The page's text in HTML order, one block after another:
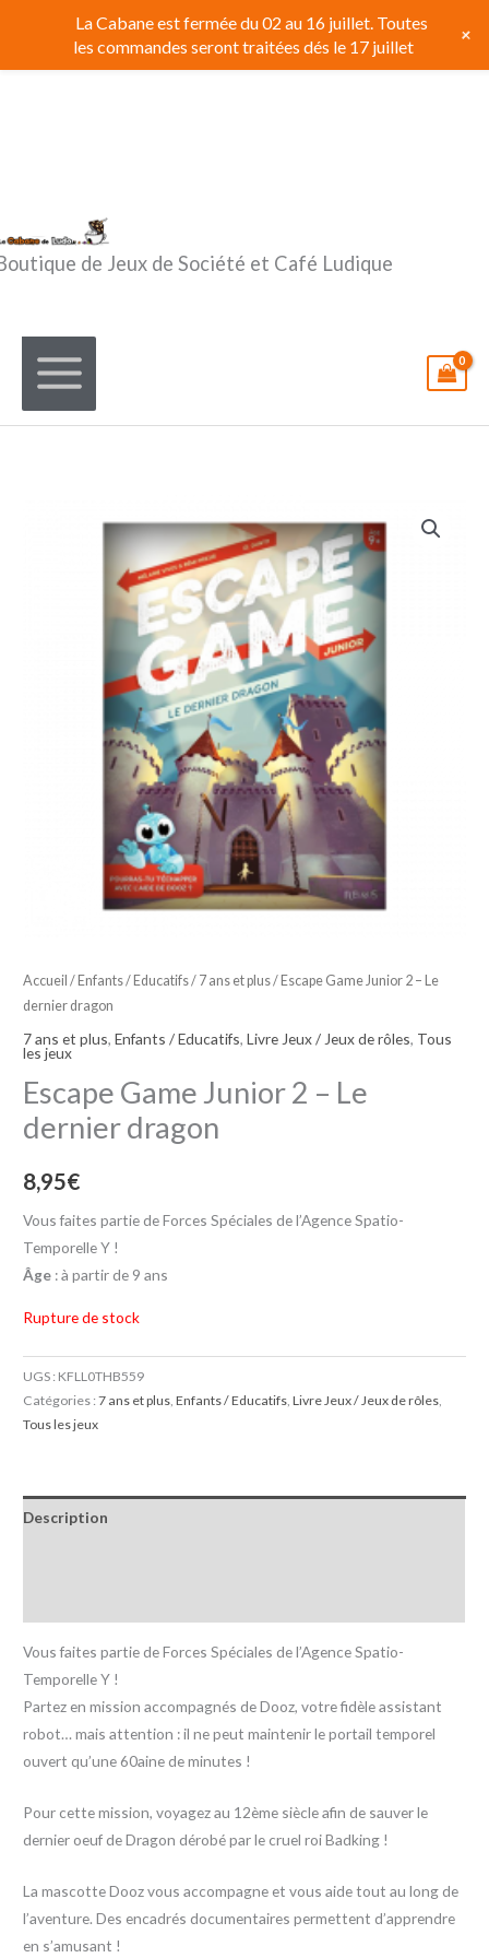
contenu
de Jeux de Société et Café Ludique
Accueil / Enfants / Educatifs/ 7 ans et plus/ Escape Game Junior 2 – Le
dernier dragon
7 ans et plus,Enfants / Educatifs,Livre Jeux / Jeux de rôles, Tous
les jeux
Escape Game Junior 2 – Le
dernier dragon
8,95€
Vous faites partie de Forces Spéciales de l’Agence Spatio-
Temporelle Y !
Âge : à partir de 9 ans
Rupture de stock
UGS : KFLL0THB559
Catégories :7 ans et plus ,Enfants / Educatifs ,Livre Jeux / Jeux de rôles
Tous les jeux
Description
Vous faites partie de Forces Spéciales de l’Agence Spatio-
Temporelle Y !
Partez en mission accompagnés de Dooz, votre fidèle assistant
robot… mais attention : il ne peut maintenir le portail temporel
ouvert qu’une 60aine de minutes !
Pour cette mission, voyagez au 12ème siècle afin de sauver le
dernier oeuf de Dragon dérobé par le cruel roi Badking !
La mascotte Dooz vous accompagne et vous aide tout au long de
l’aventure. Des encadrés documentaires permettent d’apprendre
en s’amusant !
La Cabane est fermée du 02 au 16 juillet. Toutes
les commandes seront traitées dés le 17 juillet
+